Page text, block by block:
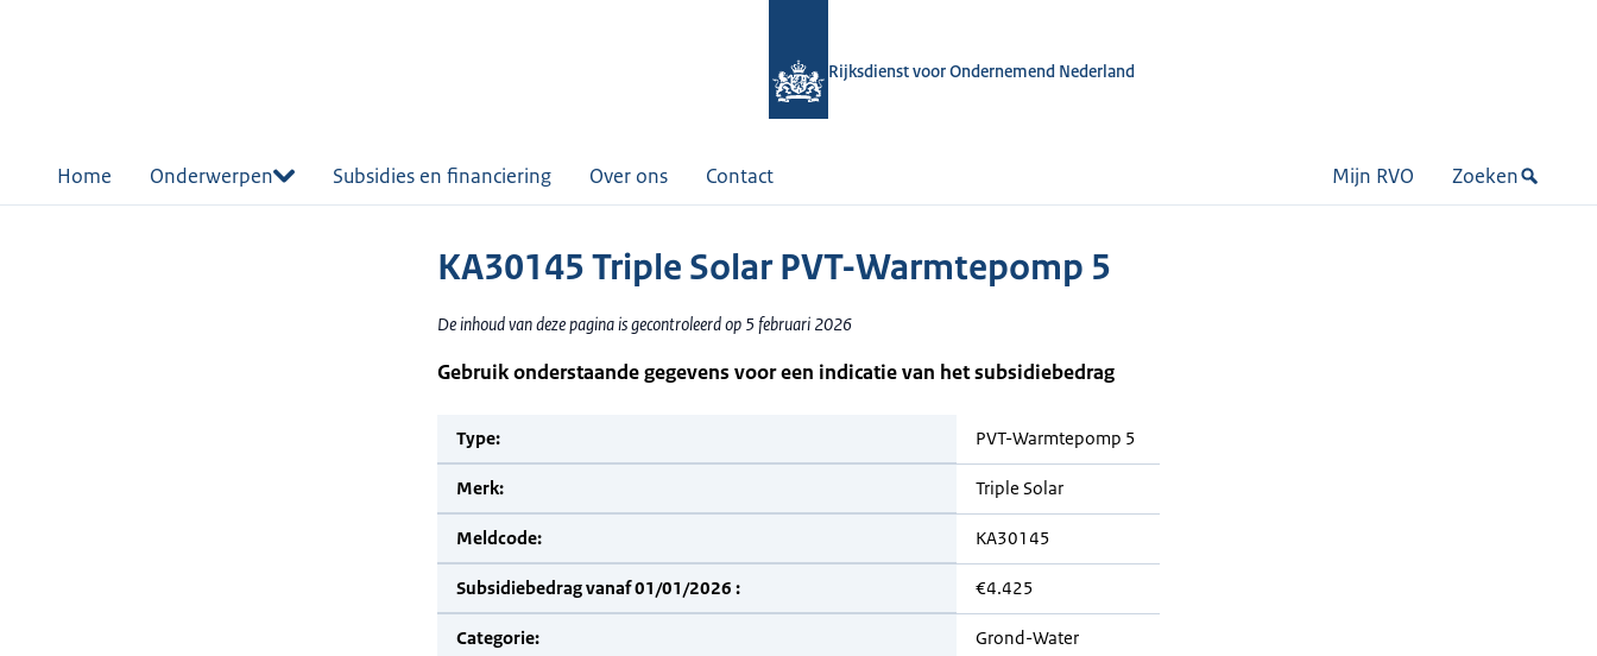
Rijksdienst voor Ondernemend Nederland
Home Onderwerpen Subsidies en financiering Over ons Contact Mijn RVO Zoeken
KA30145 Triple Solar PVT-Warmtepomp 5
De inhoud van deze pagina is gecontroleerd op 5 februari 2026
Gebruik onderstaande gegevens voor een indicatie van het subsidiebedrag
Type: PVT-Warmtepomp 5
Merk: Triple Solar
Meldcode: KA30145
Subsidiebedrag vanaf 01/01/2026 : €4.425
Categorie: Grond-Water